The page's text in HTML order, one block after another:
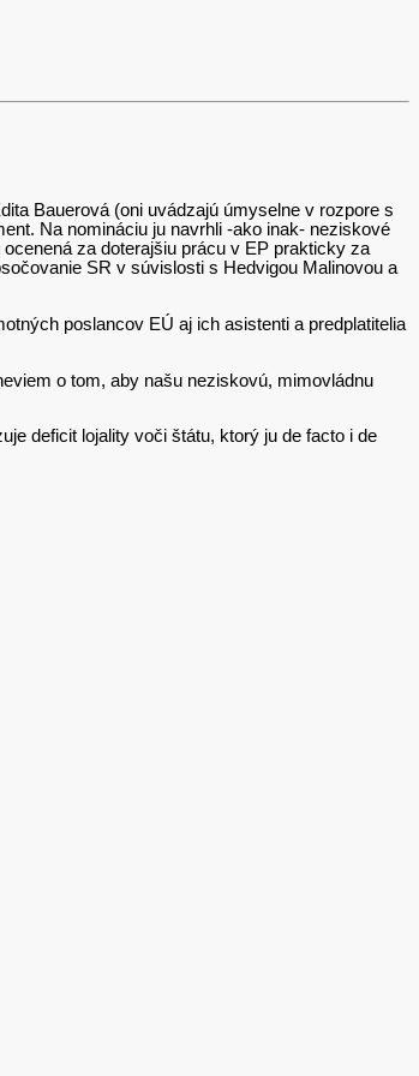
Bauerová (oni uvádzajú úmyselne v rozpore s
Na nomináciu ju navrhli -ako inak- neziskové
za doterajšiu prácu v EP prakticky za
SR v súvislosti s Hedvigou Malinovou a
poslancov EÚ aj ich asistenti a predplatitelia
o tom, aby našu neziskovú, mimovládnu
deficit lojality voči štátu, ktorý ju de facto i de